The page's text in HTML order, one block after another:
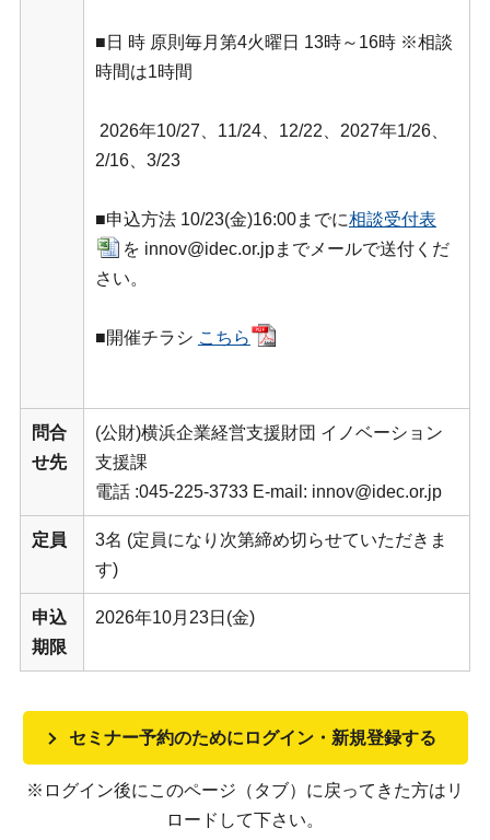
■日 時 原則毎月第4火曜日 13時～16時 ※相談
時間は1時間
2026年10/27、11/24、12/22、2027年1/26、
2/16、3/23
■申込方法 10/23(金)16:00までに相談受付表
を innov@idec.or.jpまでメールで送付くだ
さい。
■開催チラシ こちら
問合
せ先
(公財)横浜企業経営支援財団 イノベーション
支援課
電話 :045-225-3733 E-mail: innov@idec.or.jp
定員
3名 (定員になり次第締め切らせていただきま
す)
申込
期限
2026年10月23日(金)
セミナー予約のためにログイン・新規登録する
※ログイン後にこのページ（タブ）に戻ってきた方はリ
ロードして下さい。